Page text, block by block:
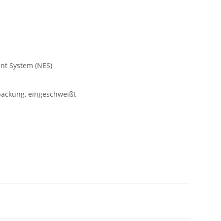
System (NES)
eingeschweißt